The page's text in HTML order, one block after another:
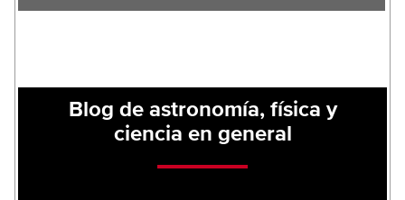
Blog de astronomía, física y
ciencia en general